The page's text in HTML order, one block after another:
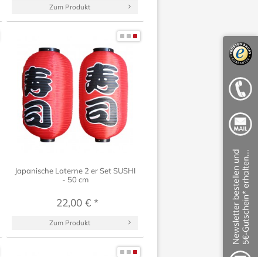
Zum Produkt
Japanische Laterne 2 er Set SUSHI
- 50 cm
22,00 € *
Zum Produkt